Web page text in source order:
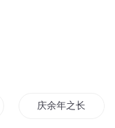
庆余年之长歌行